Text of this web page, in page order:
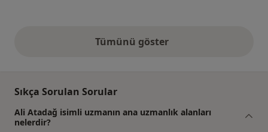
Tümünü gösteryukarıdaki görüşler
Sıkça Sorulan Sorular
Ali Atadağ isimli uzmanın ana uzmanlık alanları
nelerdir?